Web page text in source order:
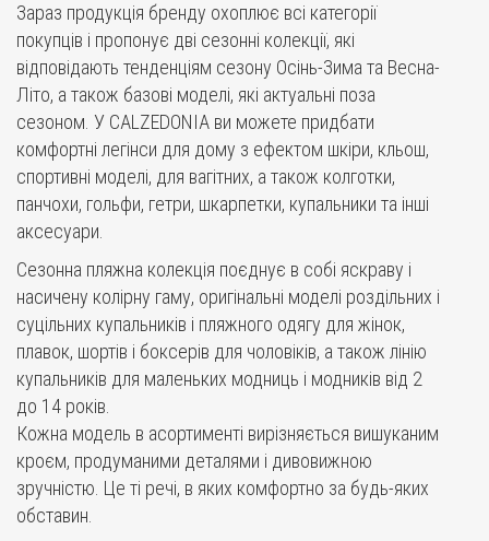
Зараз продукція бренду охоплює всі категорії
покупців і пропонує дві сезонні колекції, які
відповідають тенденціям сезону Осінь-Зима та Весна-
Літо, а також базові моделі, які актуальні поза
сезоном. У CALZEDONIA ви можете придбати
комфортні легінси для дому з ефектом шкіри, кльош,
спортивні моделі, для вагітних, а також колготки,
панчохи, гольфи, гетри, шкарпетки, купальники та інші
аксесуари.
Сезонна пляжна колекція поєднує в собі яскраву і
насичену колірну гаму, оригінальні моделі роздільних і
суцільних купальників і пляжного одягу для жінок,
плавок, шортів і боксерів для чоловіків, а також лінію
купальників для маленьких модниць і модників від 2
до 14 років.
Кожна модель в асортименті вирізняється вишуканим
кроєм, продуманими деталями і дивовижною
зручністю. Це ті речі, в яких комфортно за будь-яких
обставин.